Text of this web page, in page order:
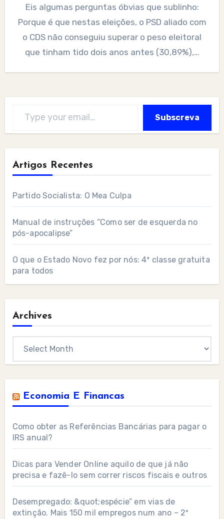
Eis algumas perguntas óbvias que sublinho:
Porque é que nestas eleições, o PSD aliado com
o CDS não conseguiu superar o peso eleitoral
que tinham tido dois anos antes (30,89%),…
Subscreva
Artigos Recentes
Partido Socialista: O Mea Culpa
Manual de instruções “Como ser de esquerda no
pós-apocalipse”
O que o Estado Novo fez por nós: 4ª classe gratuita
para todos
Archives
Economia E Financas
Como obter as Referências Bancárias para pagar o
IRS anual?
Dicas para Vender Online aquilo de que já não
precisa e fazê-lo sem correr riscos fiscais e outros
Desempregado: &quot;espécie” em vias de
extinção. Mais 150 mil empregos num ano – 2º